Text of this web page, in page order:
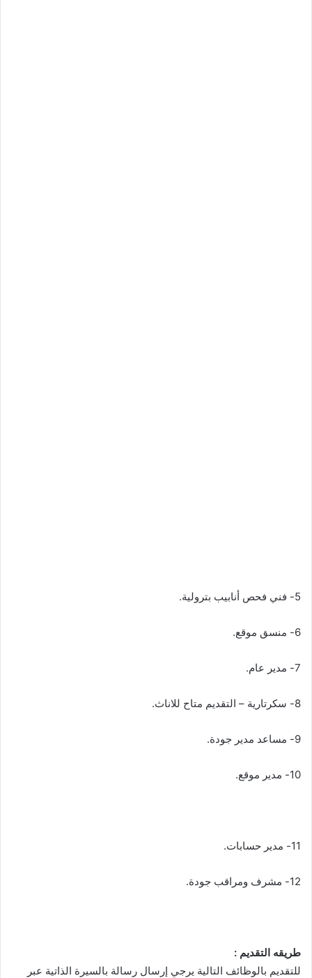
5- فني فحص أنابيب بترولية.
6- منسق موقع.
7- مدير عام.
8- سكرتارية – التقديم متاح للاناث.
9- مساعد مدير جودة.
10- مدير موقع.
11- مدير حسابات.
12- مشرف ومراقب جودة.
طريقه التقديم :
للتقديم بالوظائف التالية يرجي إرسال رسالة بالسيرة الذاتية عبر